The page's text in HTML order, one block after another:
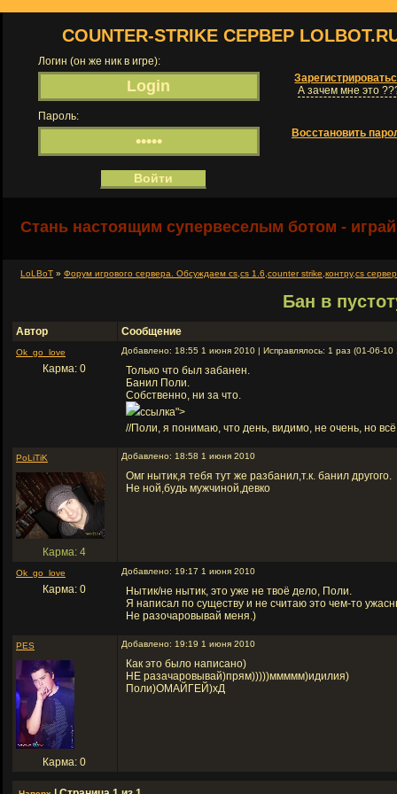
COUNTER-STRIKE СЕРВЕР
Логин (он же ник в игре):
А зачем мне это
Пароль:
Восстановить
Стань настоящим супервеселым ботом -
LoLBoT » Форум игрового сервера. Обсуждаем cs,cs 1.6,counter strike,контру,cs
Бан в
Автор Сообщение
Ok_go_love
Карма: 0
Добавлено: 18:55 1 июня 2010 | Исправлялось: 1 раз (01-06-
Только что был забанен.
Банил Поли.
Собственно, ни за что.
ссылка">
//Поли, я понимаю, что день, видимо, не очень, но
PoLiTiK
Карма: 4
Добавлено: 18:58 1 июня 2010
Омг нытик,я тебя тут же разбанил,т.к. банил другого.
Не ной,будь мужчиной,девко
Ok_go_love
Карма: 0
Добавлено: 19:17 1 июня 2010
Нытик/не нытик, это уже не твоё дело, Поли.
Я написал по существу и не считаю это чем-то
Не разочаровывай меня.)
PES
Карма: 0
Добавлено: 19:19 1 июня 2010
Как это было написано)
НЕ разачаровывай)прям)))))ммммм)идилия)
Поли)ОМАЙГЕЙ)хД